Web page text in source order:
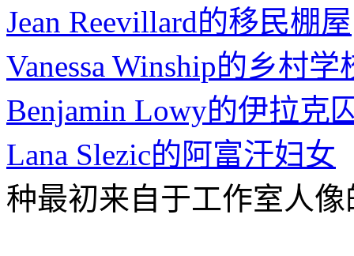
Jean Reevillard的移民棚屋
Vanessa Winship的乡村学
Benjamin Lowy的伊拉克
Lana Slezic的阿富汗妇女
种最初来自于工作室人